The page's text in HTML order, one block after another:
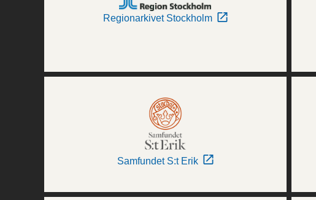
Regionarkivet Stockholm
Samfundet S:t Erik